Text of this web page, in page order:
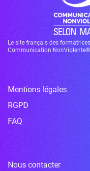
Le site français des
Communication NonViolente®
Mentions légales
RGPD
FAQ
Nous contacter